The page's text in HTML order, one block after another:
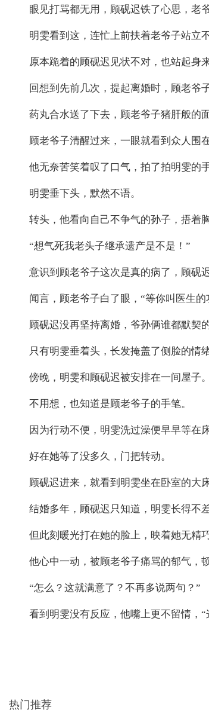
眼见打骂都无用，顾砚迟铁了心思，老
明雯看到这，连忙上前扶着老爷子站立
原本跪着的顾砚迟见状不对，也站起身
回想到先前几次，提起离婚时，顾老爷
药丸合水送了下去，顾老爷子猪肝般的
顾老爷子清醒过来，一眼就看到众人围
他无奈苦笑着叹了口气，拍了拍明雯的
明雯垂下头，默然不语。
转头，他看向自己不争气的孙子，捂着
“想气死我老头子继承遗产是不是！”
意识到顾老爷子这次是真的病了，顾砚
闻言，顾老爷子白了眼，“等你叫医生
顾砚迟没再坚持离婚，爷孙俩谁都默契
只有明雯垂着头，长发掩盖了侧脸的情
傍晚，明雯和顾砚迟被安排在一间屋子。
不用想，也知道是顾老爷子的手笔。
因为行动不便，明雯洗过澡便早早等在床
好在她等了没多久，门把转动。
顾砚迟进来，就看到明雯坐在卧室的大
结婚多年，顾砚迟只知道，明雯长得不差
但此刻暖光打在她的脸上，映着她无精
他心中一动，被顾老爷子痛骂的郁气，
“怎么？这就满意了？不再多说两句？”
看到明雯没有反应，他嘴上更不留情，
热门推荐